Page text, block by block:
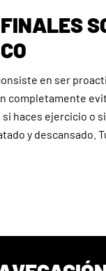
en ser
completamente
si haces ejercicio
y descansado.